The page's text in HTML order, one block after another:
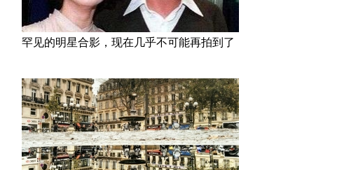
罕见的明星合影，现在几乎不可能再拍到了